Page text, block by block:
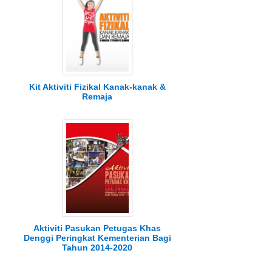
Kit Aktiviti Fizikal Kanak-kanak &
Remaja
Aktiviti Pasukan Petugas Khas
Denggi Peringkat Kementerian Bagi
Tahun 2014-2020